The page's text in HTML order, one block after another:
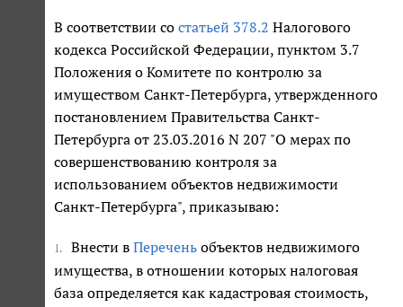
В соответствии со статьей 378.2 Налогового
кодекса Российской Федерации, пунктом 3.7
Положения о Комитете по контролю за
имуществом Санкт-Петербурга, утвержденного
постановлением Правительства Санкт-
Петербурга от 23.03.2016 N 207 "О мерах по
совершенствованию контроля за
использованием объектов недвижимости
Санкт-Петербурга", приказываю:
1. Внести в Перечень объектов недвижимого
имущества, в отношении которых налоговая
база определяется как кадастровая стоимость,